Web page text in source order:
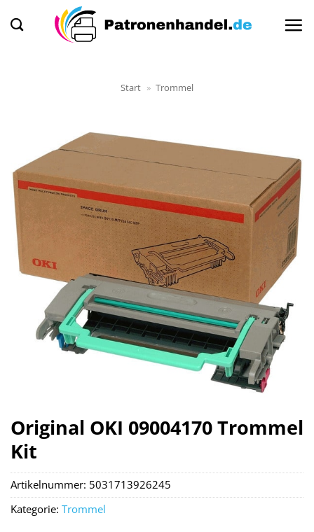
Inhalt
Start » Trommel
Original OKI 09004170 Trommel
Kit
Artikelnummer: 5031713926245
Kategorie: Trommel